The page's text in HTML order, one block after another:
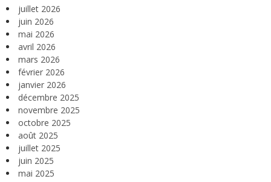
juillet 2026
juin 2026
mai 2026
avril 2026
mars 2026
février 2026
janvier 2026
décembre 2025
novembre 2025
octobre 2025
août 2025
juillet 2025
juin 2025
mai 2025